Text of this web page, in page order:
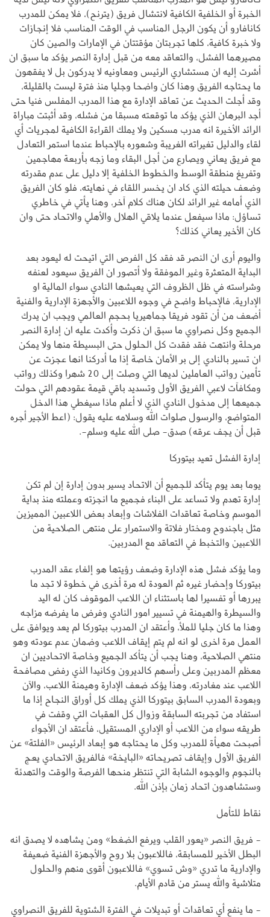
الخبرة أو الخلفية الكافية لانتشال فريق (يترنح)، فلا يمكن للمدرب
كانافارو أن يكون الرجل المناسب في الوقت المناسب فلا إنجازات
ولا خبرة كافية، كلها تجربتان مؤقتتان في الإمارات والصين كان
مصيرهما الفشل، والتعاقد معه من قبل إدارة النصر يؤكد ما سبق ان
أشرت إليه ان مستشاري الرئيس ومعاونيه لا يدركون بل لا يفقهون
ما يحتاجه الفريق وهذا كان واضحا وجليا منذ فترة ليست بالقليلة،
وقد أجلت الحديث عن تعاقد الإدارة مع هذا المدرب المفلس فنيا حتى
أجد البرهان الذي يؤكد ما توقعته مسبقا من فشله، وقد أثبتت مباراة
الرائد الأخيرة انه مدرب مسكين ولا يملك القراءة الكافية لمجريات أي
لقاء والدليل تغيراته الغريبة وشعوره بالإحباط عندما استمر التعادل
مع فريق يعاني ويصارع من أجل البقاء وما زجه بأربعة مهاجمين
وتفريغ منطقة الوسط والخطوط الخلفية إلا دليل على عدم مقدرته
وضعف حيلته الذي كاد ان يخسر اللقاء في نهايته، فلو كان الفريق
الذي أمامه غير الرائد لكان هناك كلام آخر، وهنا يأتي في خاطري
تساؤل: ماذا سيفعل عندما يلاقي الهلال والأهلي والاتحاد حتى وان
كان الأخير يعاني كذلك؟
واليوم أرى ان النصر قد فقد كل الفرص التي اتيحت له ليعود بعد
البداية المتعثرة وغير الموفقة ولا أتصور ان الفريق سيعود لعنفه
وشراسته في ظل الظروف التي يعيشها النادي سواء المالية او
الإدارية، فالإحباط واضح في وجوه اللاعبين والأجهزة الإدارية والفنية
أضعف من أن تقود فريقا جماهيريا بحجم العالمي ويجب ان يدرك
الجميع وكل نصراوي ما سبق ان ذكرت وأكدت عليه ان إدارة النصر
مرحلة وانتهت فقد فقدت كل الحلول حتى البسيطة منها ولا يمكن
ان تسير بالنادي إلى بر الأمان خاصة إذا ما أدركنا انها عجزت عن
تأمين رواتب العاملين لديها التي وصلت إلى 20 شهرا وكذلك رواتب
ومكافآت لاعبي الفريق الأول وتسديد باقي قيمة عقودهم التي حولت
جميعها إلى مدخول النادي الذي لا أعلم ماذا سيغطي هذا الدخل
المتواضع، والرسول صلوات الله وسلامه عليه يقول: (اعط الأجير أجره
قبل أن يجف عرقه) صدق- صلى الله عليه وسلم-.
إدارة الفشل تعيد بيتوركا
يوما بعد يوم يتأكد للجميع أن الاتحاد يسير بدون إدارة إن لم تكن
إدارة تهدم ولا تساعد على البناء فجميع ما انجزته وعملته منذ بداية
الموسم وخاصة تعاقدات الفلاشات وإبعاد بعض اللاعبين المميزين
مثل باجندوح ومختار فلاتة والاستمرار على منتهى الصلاحية من
اللاعبين والتخبط في التعاقد مع المدربين.
وما يؤكد فشل هذه الإدارة وضعف رؤيتها هو إلغاء عقد المدرب
بيتوركا وإحضار غيره ثم العودة له مرة أخرى في خطوة لا تجد ما
يبررها أو تفسيرا لها باستثناء ان اللاعب الموقوف كان له اليد
والسيطرة والهيمنة في تسيير امور النادي وفرض ما يفرضه مزاجه
وهذا ما كان جليا للملأ، وأعتقد ان المدرب بيتوركا لم يعد ويوافق على
العمل مرة اخرى لو انه لم يتم إيقاف اللاعب وضمان عدم عودته وهو
منتهي الصلاحية، وهنا يجب أن يتأكد الجميع وخاصة الاتحاديين ان
معظم المدربين وعلى رأسهم كالديرون وكانيدا الذي رفض مصافحة
اللاعب عند مغادرته، وهذا يؤكد ضعف الإدارة وهيمنة اللاعب، والآن
وبعودة المدرب السابق بيتوركا الذي يملك كل أوراق النجاح إذا ما
استفاد من تجربته السابقة وزوال كل العقبات التي وقفت في
طريقه سواء من اللاعب أو الإداري المستقيل، فأعتقد ان الأجواء
أصبحت مهيأة للمدرب وكل ما يحتاجه هو إبعاد الرئيس «الفلتة» عن
الفريق الأول وإيقاف تصريحاته «البايخة» فالفريق الاتحادي يعج
بالنجوم والوجوه الشابة التي تنتظر منحها الفرصة والوقت والتهدئة
وستشاهدون اتحاد زمان بإذن الله.
نقاط للتأمل
- فريق النصر «يعور القلب ويرفع الضغط» ومن يشاهده لا يصدق انه
البطل الأخير للمسابقة، فاللاعبون بلا روح والأجهزة الفنية ضعيفة
والإدارية ما تدري «وش تسوي» فاللاعبون أقوى منهم والحلول
متلاشية والله يستر من قادم الأيام.
- ما ينفع أي تعاقدات أو تبديلات في الفترة الشتوية للفريق النصراوي